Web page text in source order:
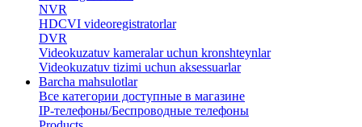
NVR
HDCVI videoregistratorlar
DVR
Videokuzatuv kameralar uchun kronshteynlar
​Videokuzatuv tizimi uchun aksessuarlar
Barcha mahsulotlar
Все категории доступные в магазине
IP-телефоны/Беспроводные телефоны